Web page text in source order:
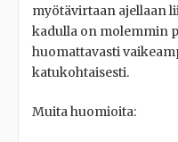
myötävirtaan ajellaan
kadulla on molemmin
huomattavasti
katukohtaisesti.
Muita huomioita: